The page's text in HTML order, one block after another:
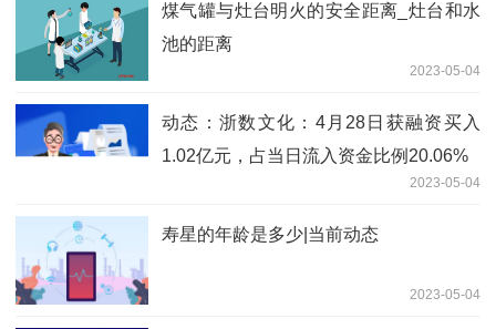
煤气罐与灶台明火的安全距离_灶台和水
池的距离
2023-05-04
动态：浙数文化：4月28日获融资买入
1.02亿元，占当日流入资金比例20.06%
2023-05-04
寿星的年龄是多少|当前动态
2023-05-04